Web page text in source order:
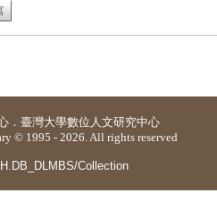
． 臺灣大學數位人文研究中心
© 1995 - 2026. All rights reserved
Collection